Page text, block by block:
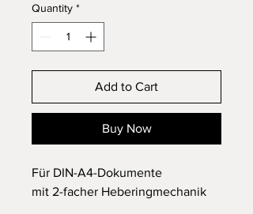
Quantity *
Add to Cart
Buy Now
Für DIN-A4-Dokumente
mit 2-facher Heberingmechanik